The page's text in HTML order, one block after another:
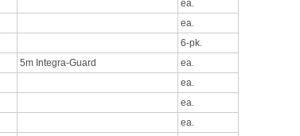
ea.
ea.
6-pk.
5m Integra-Guard
ea.
ea.
ea.
ea.